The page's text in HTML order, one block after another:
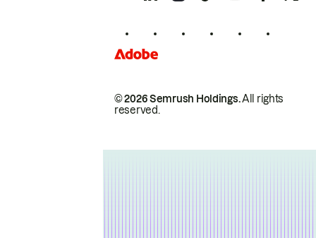
© 2026 Semrush Holdings.All rights
reserved.